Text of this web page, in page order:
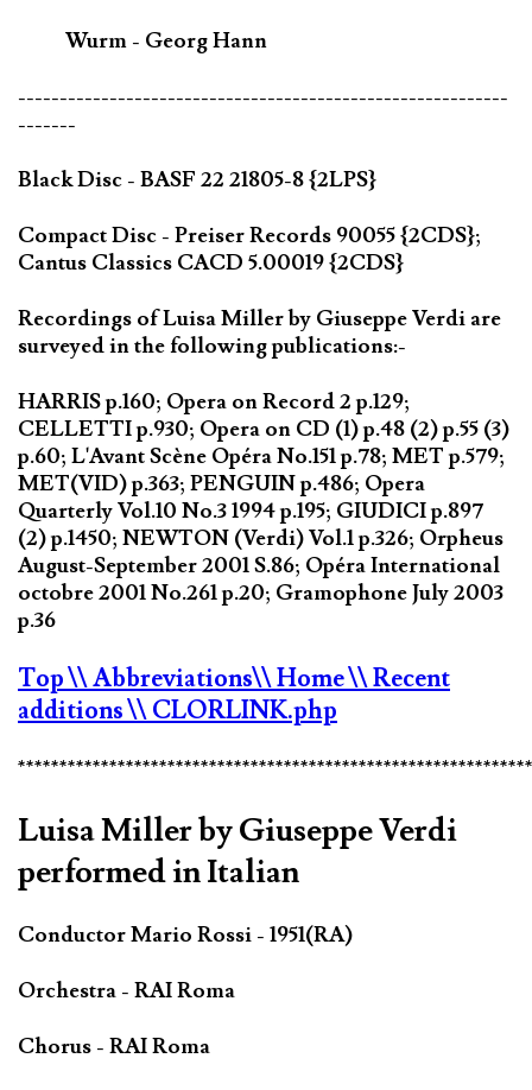
Wurm - Georg Hann
-----------------------------------------------------------
-------
Black Disc - BASF 22 21805-8 {2LPS}
Compact Disc - Preiser Records 90055 {2CDS};
Cantus Classics CACD 5.00019 {2CDS}
Recordings of Luisa Miller by Giuseppe Verdi are
surveyed in the following publications:-
HARRIS p.160; Opera on Record 2 p.129;
CELLETTI p.930; Opera on CD (1) p.48 (2) p.55 (3)
p.60; L'Avant Scène Opéra No.151 p.78; MET p.579;
MET(VID) p.363; PENGUIN p.486; Opera
Quarterly Vol.10 No.3 1994 p.195; GIUDICI p.897
(2) p.1450; NEWTON (Verdi) Vol.1 p.326; Orpheus
August-September 2001 S.86; Opéra International
octobre 2001 No.261 p.20; Gramophone July 2003
p.36
Top\\ Abbreviations\\ Home\\ Recent
additions\\ CLORLINK.php
Luisa Miller by Giuseppe Verdi
performed in Italian
Conductor Mario Rossi - 1951(RA)
Orchestra - RAI Roma
Chorus - RAI Roma